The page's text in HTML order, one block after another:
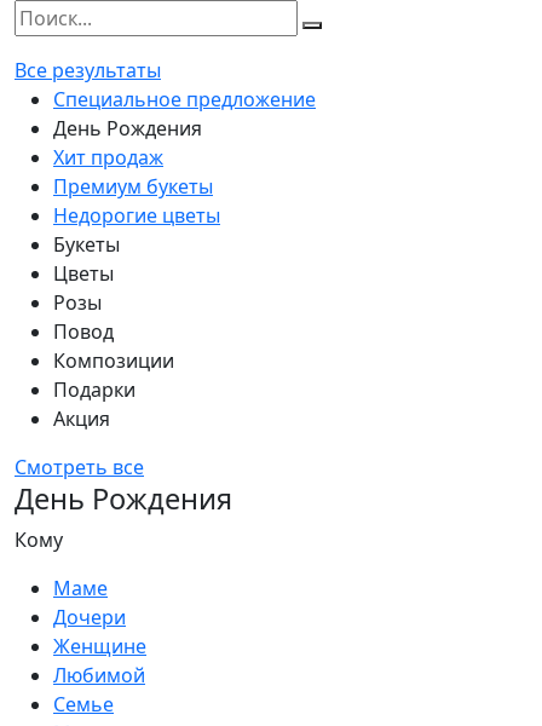
Все результаты
Специальное предложение
День Рождения
Хит продаж
Премиум букеты
Недорогие цветы
Букеты
Цветы
Розы
Повод
Композиции
Подарки
Акция
Смотреть все
День Рождения
Кому
Маме
Дочери
Женщине
Любимой
Семье